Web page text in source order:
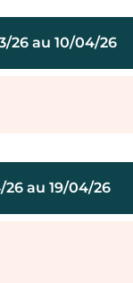
26 au 10/04/26
au 19/04/26